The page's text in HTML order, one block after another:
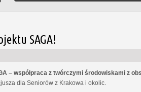
SAGA!
– współpraca z twórczymi środowiskami z
dla Seniorów z Krakowa i okolic.